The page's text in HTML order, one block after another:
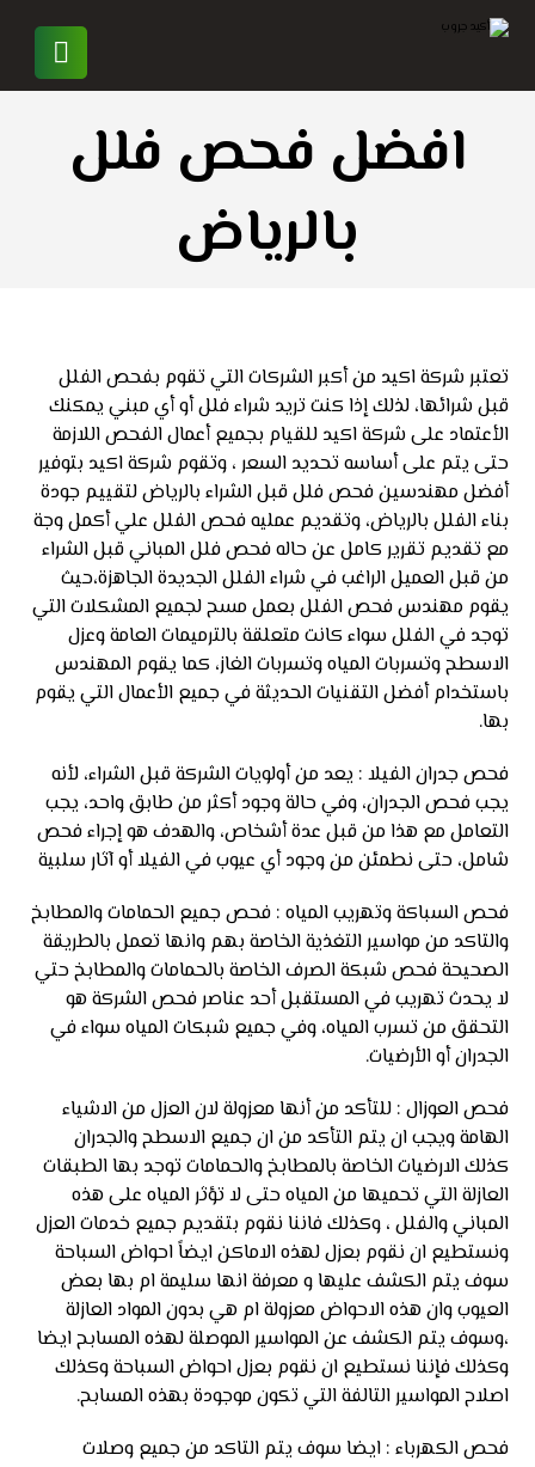
افضل فحص فلل
بالرياض
تعتبر شركة اكيد من أكبر الشركات التي تقوم بفحص الفلل
قبل شرائها، لذلك إذا كنت تريد شراء فلل أو أي مبني يمكنك
الأعتماد على شركة اكيد للقيام بجميع أعمال الفحص اللازمة
حتى يتم على أساسه تحديد السعر ، وتقوم شركة اكيد بتوفير
أفضل مهندسين فحص فلل قبل الشراء بالرياض لتقييم جودة
بناء الفلل بالرياض، وتقديم عمليه فحص الفلل علي أكمل وجة
مع تقديم تقرير كامل عن حاله فحص فلل المباني قبل الشراء
من قبل العميل الراغب في شراء الفلل الجديدة الجاهزة،حيث
يقوم مهندس فحص الفلل بعمل مسح لجميع المشكلات التي
توجد في الفلل سواء كانت متعلقة بالترميمات العامة وعزل
الاسطح وتسربات المياه وتسربات الغاز، كما يقوم المهندس
باستخدام أفضل التقنيات الحديثة في جميع الأعمال التي يقوم
بها.
فحص جدران الفيلا : يعد من أولويات الشركة قبل الشراء، لأنه
يجب فحص الجدران، وفي حالة وجود أكثر من طابق واحد، يجب
التعامل مع هذا من قبل عدة أشخاص، والهدف هو إجراء فحص
شامل، حتى نطمئن من وجود أي عيوب في الفيلا أو آثار سلبية
فحص السباكة وتهريب المياه : فحص جميع الحمامات والمطابخ
والتاكد من مواسير التغذية الخاصة بهم وانها تعمل بالطريقة
الصحيحة فحص شبكة الصرف الخاصة بالحمامات والمطابخ حتي
لا يحدث تهريب في المستقبل أحد عناصر فحص الشركة هو
التحقق من تسرب المياه، وفي جميع شبكات المياه سواء في
الجدران أو الأرضيات.
فحص العوزال : للتأكد من أنها معزولة لان العزل من الاشياء
الهامة ويجب ان يتم التأكد من ان جميع الاسطح والجدران
كذلك الارضيات الخاصة بالمطابخ والحمامات توجد بها الطبقات
العازلة التي تحميها من المياه حتى لا تؤثر المياه على هذه
المباني والفلل ، وكذلك فاننا نقوم بتقديم جميع خدمات العزل
ونستطيع ان نقوم بعزل لهذه الاماكن ايضاً احواض السباحة
سوف يتم الكشف عليها و معرفة انها سليمة ام بها بعض
العيوب وان هذه الاحواض معزولة ام هي بدون المواد العازلة
،وسوف يتم الكشف عن المواسير الموصلة لهذه المسابح ايضا
وكذلك فإننا نستطيع ان نقوم بعزل احواض السباحة وكذلك
اصلاح المواسير التالفة التي تكون موجودة بهذه المسابح.
فحص الكهرباء : ايضا سوف يتم التاكد من جميع وصلات